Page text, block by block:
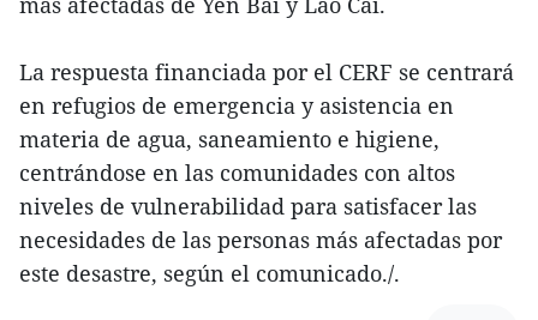
La respuesta financiada por el CERF se centrará
en refugios de emergencia y asistencia en
materia de agua, saneamiento e higiene,
centrándose en las comunidades con altos
niveles de vulnerabilidad para satisfacer las
necesidades de las personas más afectadas por
este desastre, según el comunicado./.